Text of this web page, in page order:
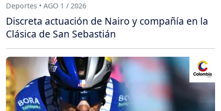
Deportes • AGO 1 / 2026
Discreta actuación de Nairo y compañía en la
Clásica de San Sebastián